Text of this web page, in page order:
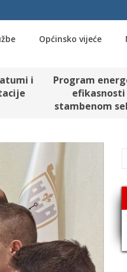
Općinsko vijeće
i
Program
efikasnosti
stambenom